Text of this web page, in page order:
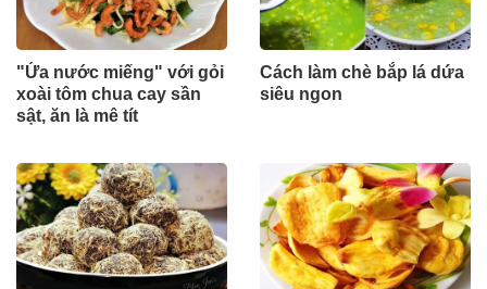
"Ứa nước miếng" với gỏi
xoài tôm chua cay sần
sật, ăn là mê tít
Cách làm chè bắp lá dứa
siêu ngon